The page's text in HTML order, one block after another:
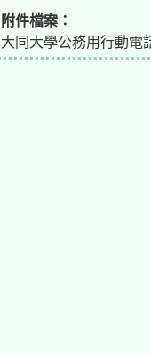
附件檔案：
大同大學公務用行動電